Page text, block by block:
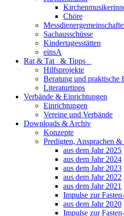
Chöre
Sachausschüsse
Kindertagesstätten
einsA
Rat & Tat & Tipps
Hilfsprojekte
Beratung und praktische
Literaturtipps
Verbände & Einrichtungen
Einrichtungen
Vereine und Verbände
Downloads & Archiv
Konzepte
Predigten, Ansprachen
aus dem Jahr 2025
aus dem Jahr 2024
aus dem Jahr 2023
aus dem Jahr 2022
aus dem Jahr 2021
Impulse zur
aus dem Jahr 2020
Impulse zur